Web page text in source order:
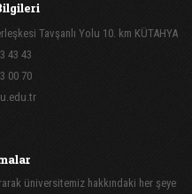
Tavşanlı Yolu 10. km KÜTAHYA
43 43
00 70
üniversitemiz hakkındaki her şeye